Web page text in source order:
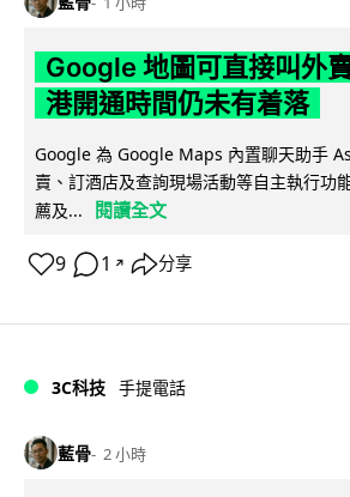
Google 地圖可直接叫外
港開通時間仍未有着落
Google 為 Google Maps 內置聊天助手
賣、訂酒店及查詢現場活動等自主執行功
薦及...
閱讀全文
9 1 ↗ 分享
3C科技 手提電話
藍骨 2 小時